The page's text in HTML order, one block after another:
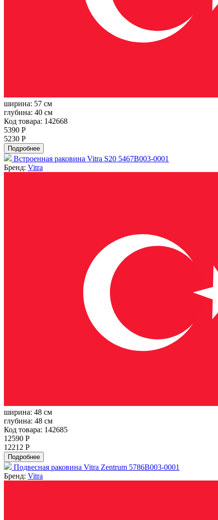
ширина: 57 см
глубина: 40 см
Код товара: 142668
5390 Р
5230 Р
Подробнее
Встроенная раковина Vitra S20 5467B003-0001
Бренд: Vitra
ширина: 48 см
глубина: 48 см
Код товара: 142685
12590 Р
12212 Р
Подробнее
Подвесная раковина Vitra Zentrum 5786B003-0001
Бренд: Vitra